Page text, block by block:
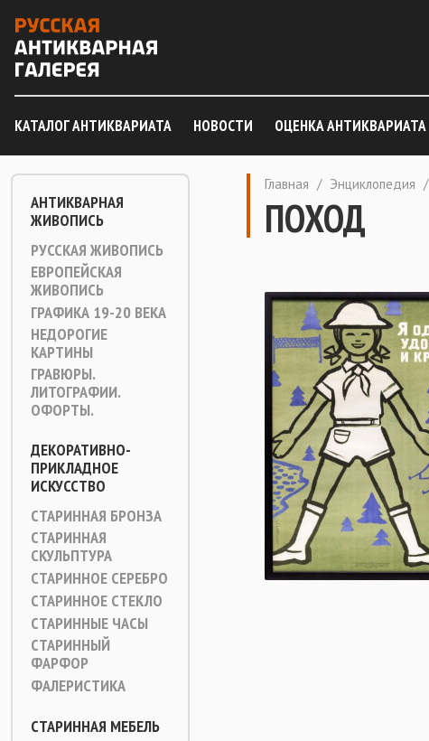
КАТАЛОГ АНТИКВАРИАТА НОВОСТИ ОЦЕНКА АНТИКВАРИАТА
АНТИКВАРНАЯ
ЖИВОПИСЬ
РУССКАЯ ЖИВОПИСЬ
ЕВРОПЕЙСКАЯ
ЖИВОПИСЬ
ГРАФИКА 19-20 ВЕКА
НЕДОРОГИЕ
КАРТИНЫ
ГРАВЮРЫ.
ЛИТОГРАФИИ.
ОФОРТЫ.
ДЕКОРАТИВНО-
ПРИКЛАДНОЕ
ИСКУССТВО
СТАРИННАЯ БРОНЗА
СТАРИННАЯ
СКУЛЬПТУРА
СТАРИННОЕ СЕРЕБРО
СТАРИННОЕ СТЕКЛО
СТАРИННЫЕ ЧАСЫ
СТАРИННЫЙ
ФАРФОР
ФАЛЕРИСТИКА
СТАРИННАЯ МЕБЕЛЬ
Главная / Энциклопедия /
ПОХОД